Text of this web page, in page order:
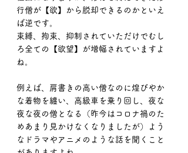
行僧が【欲】から脱却できるのかといえ
ば逆です。
束縛、拘束、抑制されていただけでむし
ろ全ての【欲望】が増幅されていますよ
ね。
例えば、肩書きの高い僧なのに煌びやか
な着物を纏い、高級車を乗り回し、夜な
夜な夜の僧となる（昨今はコロナ禍のた
めあまり見かけなくなりましたが）よう
なドラマやアニメのような話を聞くこと